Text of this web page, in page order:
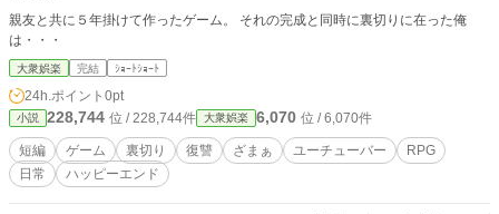
親友と共に５年掛けて作ったゲーム。 それの完成と同時に裏切りに在った俺
は・・・
大衆娯楽 完結 ｼｮｰﾄｼｮｰﾄ
24h.ポイント 0pt
小説 228,744 位 / 228,744件 大衆娯楽 6,070 位 / 6,070件
短編 ゲーム 裏切り 復讐 ざまぁ ユーチューバー
RPG
日常
ハッピーエンド